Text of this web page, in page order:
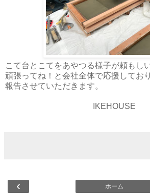
こて台とこてをあやつる様子が頼もし
頑張ってね！と会社全体で応援してお
報告させていただきます。
IKEHOUSE
‹ ホーム